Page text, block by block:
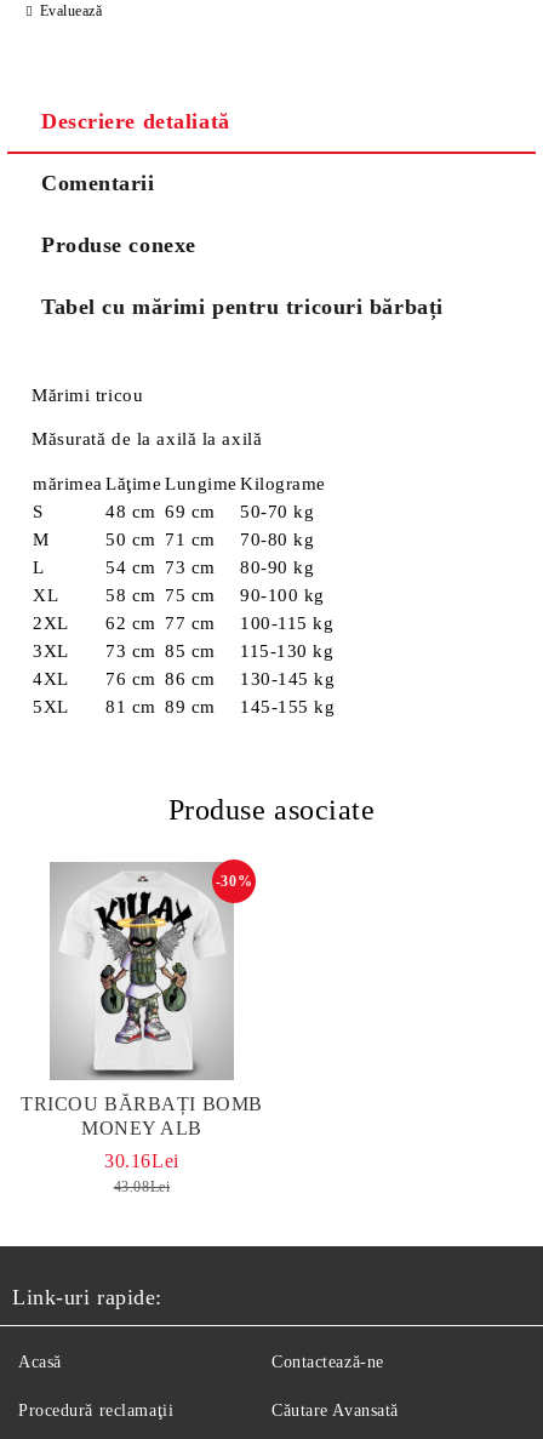
Evaluează
Descriere detaliată
Comentarii
Produse conexe
Tabel cu mărimi pentru tricouri bărbați
Mărimi tricou
Măsurată de la axilă la axilă
mărimea Lăţime Lungime Kilograme
S
48 cm 69 cm
50-70 kg
M
50 cm 71 cm
70-80 kg
L
54 cm 73 cm
80-90 kg
XL
58 cm 75 cm
90-100 kg
2XL
62 cm 77 cm
100-115 kg
3XL
73 cm 85 cm
115-130 kg
4XL
76 cm 86 cm
130-145 kg
5XL
81 cm 89 cm 145-155 kg
Produse asociate
TRICOU BĂRBAȚI BOMB
MONEY ALB
-30%
30.16Lei
43.08Lei
Link-uri rapide:
Acasă
Procedură reclamaţii
Contactează-ne
Căutare Avansată